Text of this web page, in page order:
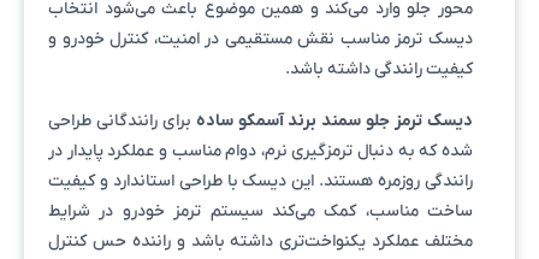
محور جلو وارد می‌کند و همین موضوع باعث می‌شود انتخاب
دیسک ترمز مناسب نقش مستقیمی در امنیت، کنترل خودرو و
کیفیت رانندگی داشته باشد.
دیسک ترمز جلو سمند برند آسمکو ساده برای رانندگانی طراحی
شده که به دنبال ترمزگیری نرم، دوام مناسب و عملکرد پایدار در
رانندگی روزمره هستند. این دیسک با طراحی استاندارد و کیفیت
ساخت مناسب، کمک می‌کند سیستم ترمز خودرو در شرایط
مختلف عملکرد یکنواخت‌تری داشته باشد و راننده حس کنترل